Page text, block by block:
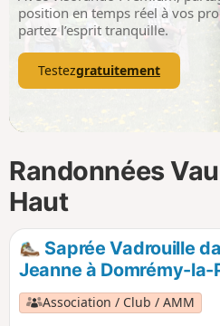
position en temps réel à vos
partez l’esprit tranquille.
Testezgratuitement
Randonnées
Haut
Saprée Vadrouille
Jeanne à Domrémy-la-
Association / Club / AMM